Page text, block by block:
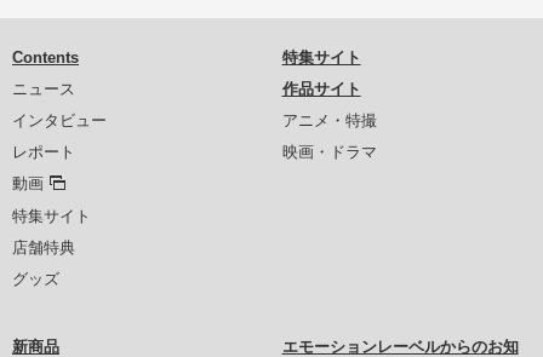
Contents
ニュース
インタビュー
レポート
動画
特集サイト
店舗特典
グッズ
特集サイト
作品サイト
アニメ・特撮
映画・ドラマ
新商品
エモーションレーベルからのお知